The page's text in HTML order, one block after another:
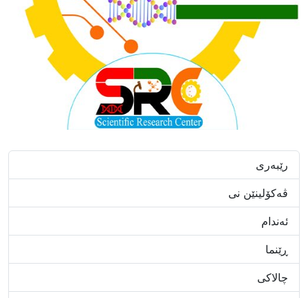
رێبەری
ڤەکۆلینێن نی
ئەندام
ڕێنما
چالاکى